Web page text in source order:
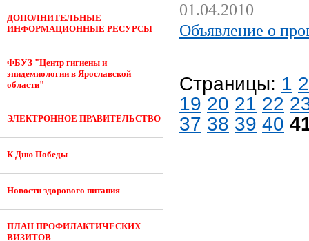
ДОПОЛНИТЕЛЬНЫЕ
ИНФОРМАЦИОННЫЕ РЕСУРСЫ
ФБУЗ "Центр гигиены и
эпидемиологии в Ярославской
области"
ЭЛЕКТРОННОЕ ПРАВИТЕЛЬСТВО
К Дню Победы
Новости здорового питания
ПЛАН ПРОФИЛАКТИЧЕСКИХ
ВИЗИТОВ
01.04.2010
Объявление о
Страницы: 1 2
19 20 21 22
37 38 39 40